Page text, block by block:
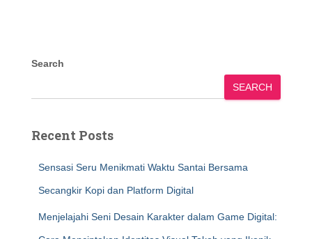
Search
SEARCH
Recent Posts
Sensasi Seru Menikmati Waktu Santai Bersama
Secangkir Kopi dan Platform Digital
Menjelajahi Seni Desain Karakter dalam Game Digital: